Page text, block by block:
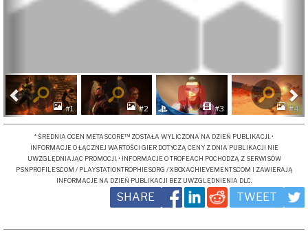
#1 #2 #3 #4
Previous
* ŚREDNIA OCEN METASCORE™ ZOSTAŁA WYLICZONA NA DZIEŃ PUBLIKACJI. •
INFORMACJE O ŁĄCZNEJ WARTOŚCI GIER DOTYCZĄ CENY Z DNIA PUBLIKACJI NIE
UWZGLĘDNIAJĄC PROMOCJI. • INFORMACJE O TROFEACH POCHODZĄ Z SERWISÓW
PSNPROFILES.COM / PLAYSTATIONTROPHIES.ORG / XBOXACHIEVEMENTS.COM I ZAWIERAJĄ
INFORMACJE NA DZIEŃ PUBLIKACJI BEZ UWZGLĘDNIENIA DLC.
SHARE TWEET